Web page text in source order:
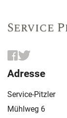
Adresse
Service-Pitzler
Mühlweg 6